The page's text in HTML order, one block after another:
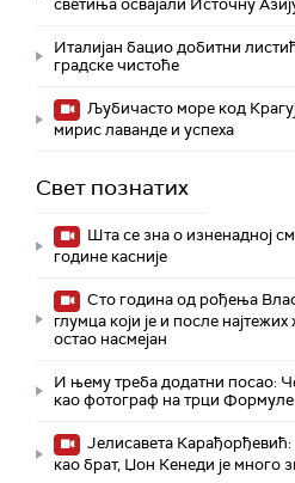
светиња освајали Источну
Италијан бацио добитни
градске чистоће
Љубичасто море код
мирис лаванде и успеха
Свет познатих
Шта се зна о изненадној
године касније
Сто година од рођења
глумца који је и после
остао насмејан
И њему треба додатни посао:
као фотограф на трци
Јелисавета
као брат, Џон Кенеди је много